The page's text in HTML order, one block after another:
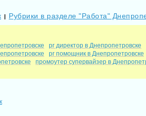
| Рубрики в разделе "Работа"
pr директор в Днепропетровске
pr помощник в Днепропетровске
промоутер супервайзер в